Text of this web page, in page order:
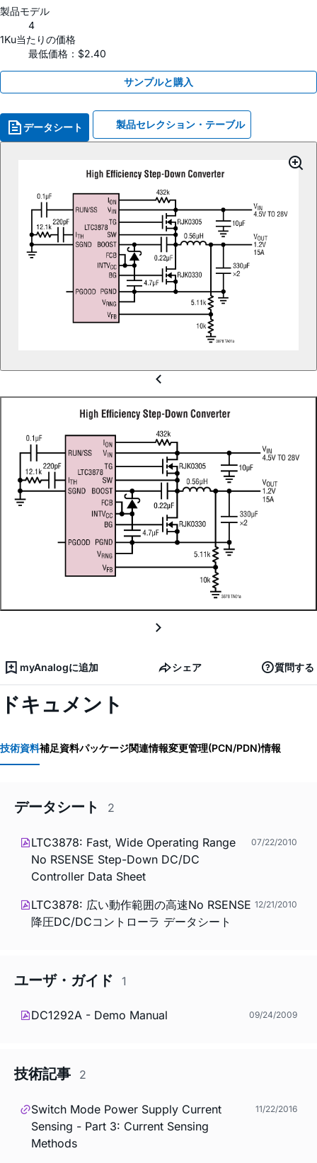
製品モデル
4
1Ku当たりの価格
最低価格：$2.40
サンプルと購入
データシート 製品セレクション・テーブル
myAnalogに追加 シェア 質問する
ドキュメント
技術資料補足資料パッケージ関連情報変更管理(PCN/PDN)情報
データシート 2
LTC3878: Fast, Wide Operating Range
No RSENSE Step-Down DC/DC
Controller Data Sheet
07/22/2010
LTC3878: 広い動作範囲の高速No RSENSE
降圧DC/DCコントローラ データシート
12/21/2010
ユーザ・ガイド 1
DC1292A - Demo Manual 09/24/2009
技術記事 2
Switch Mode Power Supply Current
Sensing - Part 3: Current Sensing
Methods
11/22/2016